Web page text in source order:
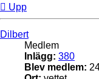
Upp
Dilbert
Medlem
Inlägg: 380
Blev medlem: